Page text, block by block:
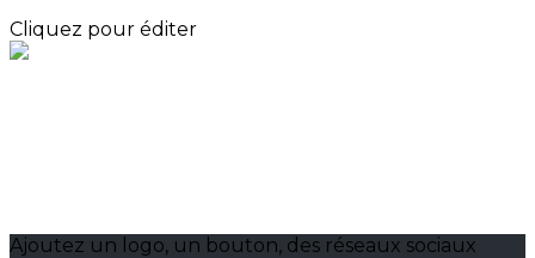
Cliquez pour éditer
Ajoutez un logo, un bouton, des réseaux sociaux